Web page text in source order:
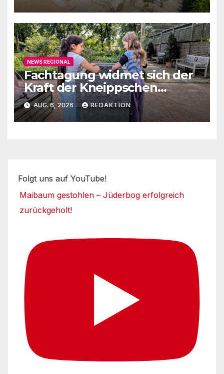
NEWS REGIONAL
Fachtagung widmet sich der
Kraft der Kneippschen
Elemente
AUG. 6, 2026 REDAKTION
Folgt uns auf YouTube!
Maibaum gestohlen – Jüderbog erfolgreich
zurückgeholt!